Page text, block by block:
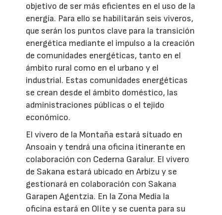
objetivo de ser más eficientes en el uso de la
energía. Para ello se habilitarán seis viveros,
que serán los puntos clave para la transición
energética mediante el impulso a la creación
de comunidades energéticas, tanto en el
ámbito rural como en el urbano y el
industrial. Estas comunidades energéticas
se crean desde el ámbito doméstico, las
administraciones públicas o el tejido
económico.
El vivero de la Montaña estará situado en
Ansoain y tendrá una oficina itinerante en
colaboración con Cederna Garalur. El vivero
de Sakana estará ubicado en Arbizu y se
gestionará en colaboración con Sakana
Garapen Agentzia. En la Zona Media la
oficina estará en Olite y se cuenta para su